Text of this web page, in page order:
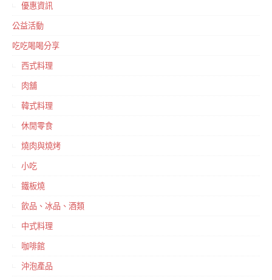
優惠資訊
公益活動
吃吃喝喝分享
西式料理
肉舖
韓式料理
休閒零食
燒肉與燒烤
小吃
鐵板燒
飲品、冰品、酒類
中式料理
咖啡館
沖泡產品